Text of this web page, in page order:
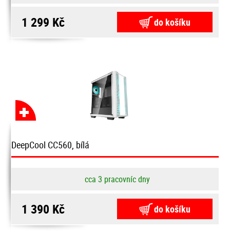
1 299 Kč do košíku
DeepCool CC560, bílá
cca 3 pracovníc dny
1 390 Kč do košíku